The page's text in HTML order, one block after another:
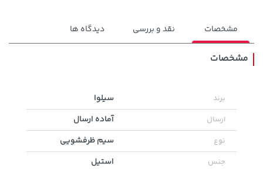
48,980,000 تومان
141,000 تومان
165,900
مشخصات نقد و بررسی دیدگاه ها
مشخصات
برند سیلوا
ارسال آماده ارسال
نوع سیم ظرفشویی
جنس استیل